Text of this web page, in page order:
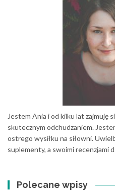
Jestem Ania i od kilku lat zajmuję
skutecznym odchudzaniem.
ostrego wysiłku na siłowni.
suplementy, a swoimi recenzjami
Polecane wpisy